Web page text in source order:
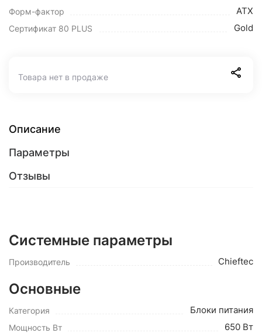
Форм-фактор ATX
Сертификат 80 PLUS Gold
Товара нет в продаже
Описание
Параметры
Отзывы
Системные параметры
Производитель Chieftec
Основные
Категория Блоки питания
Мощность Вт 650 Вт